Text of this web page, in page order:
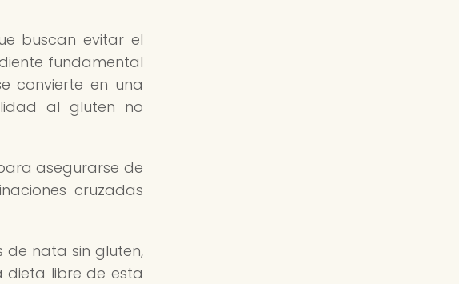
buscan evitar el
fundamental
convierte en una
al gluten no
asegurarse de
cruzadas
de nata sin gluten,
dieta libre de esta